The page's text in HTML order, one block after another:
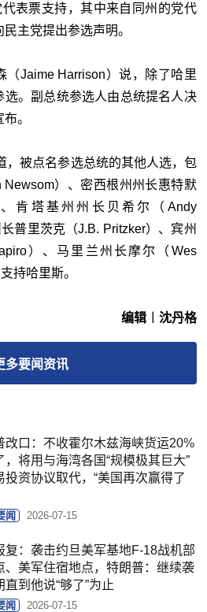
表票支持，其中来自同州的党代
主党提出参选声明。
（Jaime Harrison）说，除了哈里
。副总统参选人由总统提名人决
。
，被点名参选总统的其他人选，包
）、密西根州州长惠特默
、肯塔基州州长贝希尔（Andy
普里茨克（J.B. Pritzker）、宾州
）、马里兰州长摩尔（Wes
持哈里斯。
编辑︱沈丹格
多要闻资讯
改口：不收霍尔木兹海峡货运20%
，将用与海湾各国“规模极其巨大”
投资协议取代，“美国再次赢得了
闻 2026-07-15
复：袭击约旦美军基地F-18战机部
、美军住宿地点，特朗普：继续袭
直到他说“够了”为止
闻 2026-07-15